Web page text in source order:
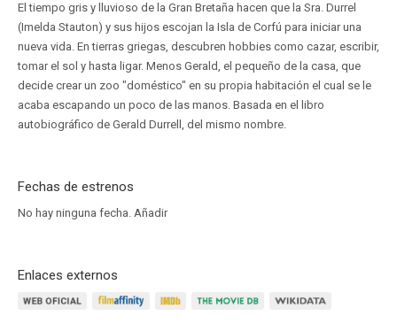
El tiempo gris y lluvioso de la Gran Bretaña hacen que la Sra. Durrel
(Imelda Stauton) y sus hijos escojan la Isla de Corfú para iniciar una
nueva vida. En tierras griegas, descubren hobbies como cazar, escribir,
tomar el sol y hasta ligar. Menos Gerald, el pequeño de la casa, que
decide crear un zoo "doméstico" en su propia habitación el cual se le
acaba escapando un poco de las manos. Basada en el libro
autobiográfico de Gerald Durrell, del mismo nombre.
Fechas de estrenos
No hay ninguna fecha. Añadir
Enlaces externos